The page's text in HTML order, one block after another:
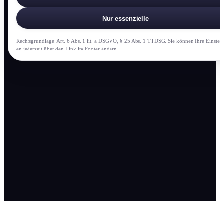
Nur essenzielle
Rechtsgrundlage: Art. 6 Abs. 1 lit. a DSGVO, § 25 Abs. 1 TTDSG. Sie können Ihre
en jederzeit über den Link im Footer ändern.